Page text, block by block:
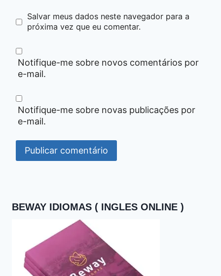
Salvar meus dados neste navegador para a
próxima vez que eu comentar.
Notifique-me sobre novos comentários por
e-mail.
Notifique-me sobre novas publicações por
e-mail.
BEWAY IDIOMAS ( INGLES ONLINE )